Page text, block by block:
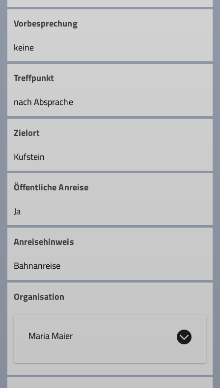
Vorbesprechung
keine
Treffpunkt
nach Absprache
Zielort
Kufstein
Öffentliche Anreise
Ja
Anreisehinweis
Bahnanreise
Organisation
Maria Maier
0170 2206631